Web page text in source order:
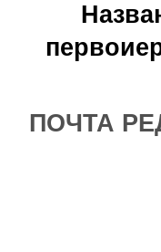
ПОЧТА